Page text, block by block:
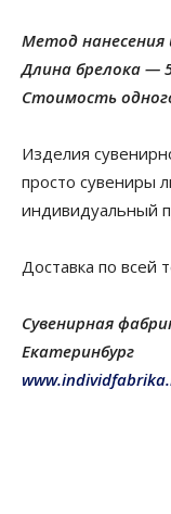
Метод нанесения
Длина брелока —
Стоимость
Изделия
просто сувениры
индивидуальный
Доставка по всей
Сувенирная
Екатеринбург
www